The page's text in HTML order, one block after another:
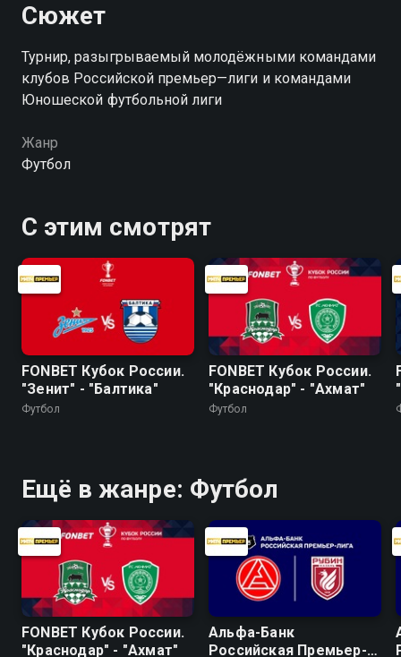
Сюжет
Турнир, разыгрываемый молодёжными командами
клубов Российской премьер—лиги и командами
Юношеской футбольной лиги
Жанр
Футбол
С этим смотрят
FONBET Кубок России.
"Зенит" - "Балтика"
Футбол
FONBET Кубок России.
"Краснодар" - "Ахмат"
Футбол
Ещё в жанре: Футбол
FONBET Кубок России.
"Краснодар" - "Ахмат"
Альфа-Банк
Российская Премьер-